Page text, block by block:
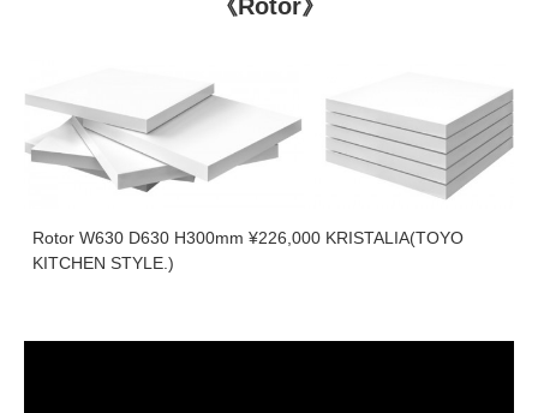
《Rotor》
Rotor W630 D630 H300mm ¥226,000 KRISTALIA(TOYO
KITCHEN STYLE.)